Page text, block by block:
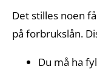
Det stilles noen
på forbrukslån.
Du må ha